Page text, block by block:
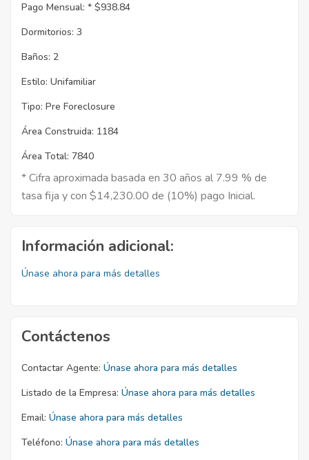
Pago Mensual: * $938.84
Dormitorios: 3
Baños: 2
Estilo: Unifamiliar
Tipo: Pre Foreclosure
Área Construida: 1184
Área Total: 7840
* Cifra aproximada basada en 30 años al 7.99 % de
tasa fija y con $14,230.00 de (10%) pago Inicial.
Información adicional:
Únase ahora para más detalles
Contáctenos
Contactar Agente: Únase ahora para más detalles
Listado de la Empresa: Únase ahora para más detalles
Email: Únase ahora para más detalles
Teléfono: Únase ahora para más detalles